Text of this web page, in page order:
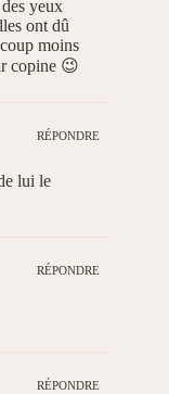
yeux
ont dû
moins
copine 😉
RÉPONDRE
lui le
RÉPONDRE
RÉPONDRE